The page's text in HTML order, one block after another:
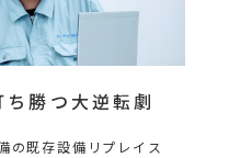
勝つ大逆転劇
の既存設備リプレイス